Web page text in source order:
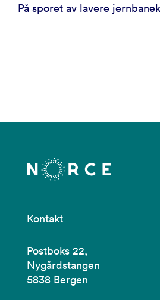
På sporet av lavere
Kontakt
Postboks 22,
Nygårdstangen
5838 Bergen